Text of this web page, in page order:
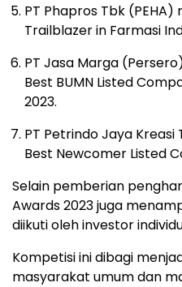
PT Phapros Tbk
Trailblazer in Farmasi
PT Jasa Marga
Best BUMN Listed
2023.
PT Petrindo Jaya
Best Newcomer Listed
Selain pemberian
Awards 2023 juga
diikuti oleh investor
Kompetisi ini dibagi
masyarakat umum dan